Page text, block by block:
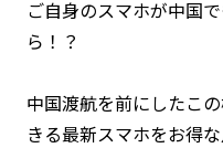
ご自身のスマホが中国
ら！？
中国渡航を前にしたこ
きる最新スマホをお得